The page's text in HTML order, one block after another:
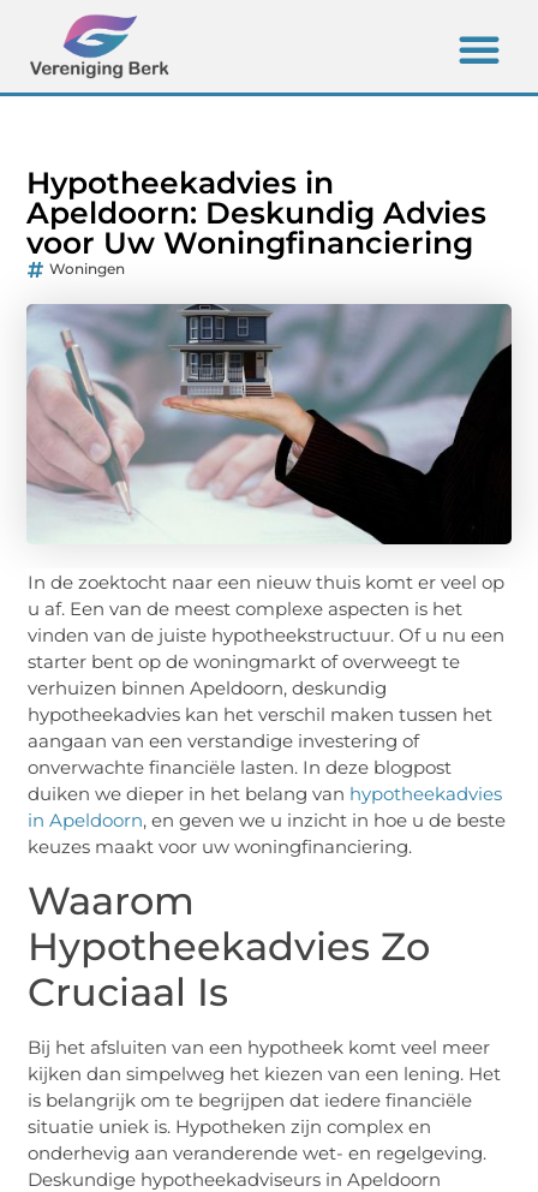
Hypotheekadvies in
Apeldoorn: Deskundig Advies
voor Uw Woningfinanciering
Woningen
In de zoektocht naar een nieuw thuis komt er veel op
u af. Een van de meest complexe aspecten is het
vinden van de juiste hypotheekstructuur. Of u nu een
starter bent op de woningmarkt of overweegt te
verhuizen binnen Apeldoorn, deskundig
hypotheekadvies kan het verschil maken tussen het
aangaan van een verstandige investering of
onverwachte financiële lasten. In deze blogpost
duiken we dieper in het belang van hypotheekadvies
in Apeldoorn, en geven we u inzicht in hoe u de beste
keuzes maakt voor uw woningfinanciering.
Waarom
Hypotheekadvies Zo
Cruciaal Is
Bij het afsluiten van een hypotheek komt veel meer
kijken dan simpelweg het kiezen van een lening. Het
is belangrijk om te begrijpen dat iedere financiële
situatie uniek is. Hypotheken zijn complex en
onderhevig aan veranderende wet- en regelgeving.
Deskundige hypotheekadviseurs in Apeldoorn